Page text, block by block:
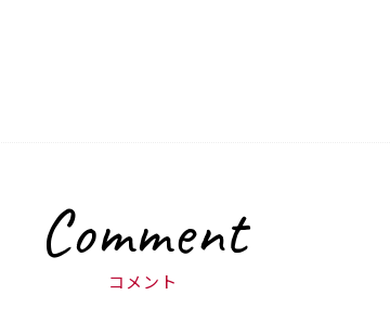
Comment
コメント